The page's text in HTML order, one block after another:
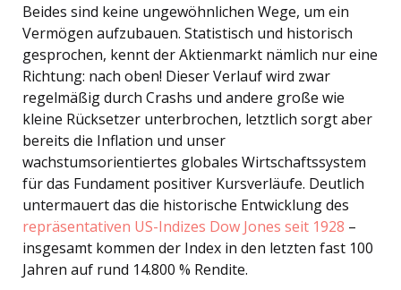
Beides sind keine ungewöhnlichen Wege, um ein
Vermögen aufzubauen. Statistisch und historisch
gesprochen, kennt der Aktienmarkt nämlich nur eine
Richtung: nach oben! Dieser Verlauf wird zwar
regelmäßig durch Crashs und andere große wie
kleine Rücksetzer unterbrochen, letztlich sorgt aber
bereits die Inflation und unser
wachstumsorientiertes globales Wirtschaftssystem
für das Fundament positiver Kursverläufe. Deutlich
untermauert das die historische Entwicklung des
repräsentativen US-Indizes Dow Jones seit 1928 –
insgesamt kommen der Index in den letzten fast 100
Jahren auf rund 14.800 % Rendite.